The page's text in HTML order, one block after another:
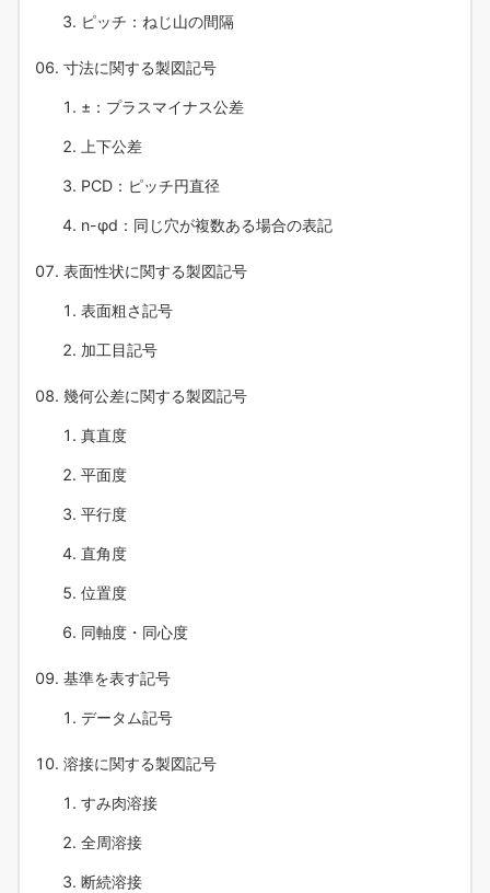
ピッチ：ねじ山の間隔
寸法に関する製図記号
±：プラスマイナス公差
上下公差
PCD：ピッチ円直径
n-φd：同じ穴が複数ある場合の表記
表面性状に関する製図記号
表面粗さ記号
加工目記号
幾何公差に関する製図記号
真直度
平面度
平行度
直角度
位置度
同軸度・同心度
基準を表す記号
データム記号
溶接に関する製図記号
すみ肉溶接
全周溶接
断続溶接